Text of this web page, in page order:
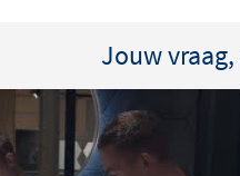
waarmee je een groot
ruimte wil op het
Jouw vraag,